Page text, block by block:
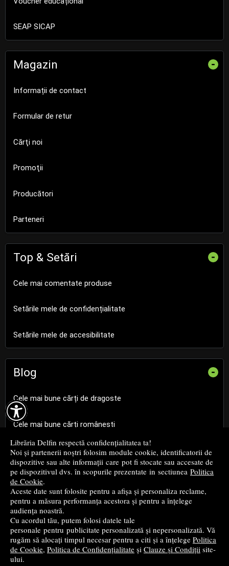

Librăria Delfin respectă confidențialitatea ta!
Noi și partenerii noștri folosim module cookie, identificatorii de
dispozitive sau alte informații care pot fi stocate sau accesate de
pe dispozitivul dvs. în scopurile prezentate in sectiunea Politica
de Cookie.
Aceste date sunt folosite pentru a afișa și personaliza reclame,
pentru a măsura performanța acestora și pentru a înțelege
audiența noastră.
Cu acordul tău, putem folosi datele tale
personale pentru publicitate personalizată și nepersonalizată. Vă
rugăm să alocați timpul necesar pentru a citi și a înțelege Politica
de Cookie, Politica de Confidențialitate și Clauze și Condiții site-
ului.
SEAP SICAP
Magazin -
Informații de contact
Formular de retur
Cărţi noi
Promoţii
Producători
Parteneri
Top & Setări -
Cele mai comentate produse
Setările mele de confidențialitate
Setările mele de accesibilitate
Blog -
Cele mai bune cărți de dragoste
Cele mai bune cărți românești
Cele mai bune cărți religioase
Cele mai bune cărți de istorie
Top cărți beletristică
...toate știrile
© 2004 - 2026Grup DZC SRL